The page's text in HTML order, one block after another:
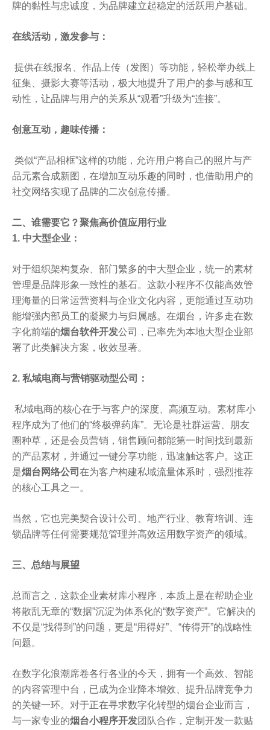
牌的黏性与忠诚度，为品牌建立起稳定的活跃用户基础。
在线活动，激发参与：
提供在线报名、作品上传（发图）等功能，轻松举办线上
征集、摄影大赛等活动，极大地提升了用户的参与感和互
动性，让品牌与用户的关系从“观看”升级为“连接”。
创意互动，趣味传播：
类似“产品相框”这样的功能，允许用户将自己的照片与产
品元素合成新图，在增加互动乐趣的同时，也借助用户的
社交网络实现了品牌的二次创意传播。
二、谁需要它？聚焦高价值应用行业
1. 中大型企业：
对于组织架构复杂、部门繁多的中大型企业，统一的素材
管理是品牌形象一致性的基石。这款小程序不仅能高效管
理海量的日常运营资料与企业文化内容，更能通过互动功
能增强内部员工的凝聚力与归属感。在烟台，许多走在数
字化前端的烟台软件开发公司，已率先为本地大型企业部
署了此类解决方案，收效显著。
2. 私域电商与营销驱动型公司：
私域电商的核心在于与客户的深度、高频互动。素材库小
程序成为了他们的“终极弹药库”。无论是社群运营、朋友
圈种草，还是会员营销，销售顾问都能第一时间找到最新
的产品素材，并通过一键分享功能，迅速触达客户。这正
是烟台网络公司 在为客户构建私域流量体系时，强烈推荐
的核心工具之一。
当然，它也完美契合设计公司、地产行业、教育培训、连
锁品牌等任何需要规范管理并高效运用数字资产的领域。
三、总结与展望
总而言之，这款企业素材库小程序，本质上是在帮助企业
将散乱无章的“数据”沉淀为体系化的“数字资产”。它解决的
不仅是“找得到”的问题，更是“用得好”、“传得开”的战略性
问题。
在数字化浪潮席卷各行各业的今天，拥有一个高效、智能
的内容管理中台，已成为企业降本增效、提升品牌竞争力
的关键一环。对于正在寻求数字化转型的烟台企业而言，
与一家专业的烟台小程序开发团队合作，定制开发一款贴